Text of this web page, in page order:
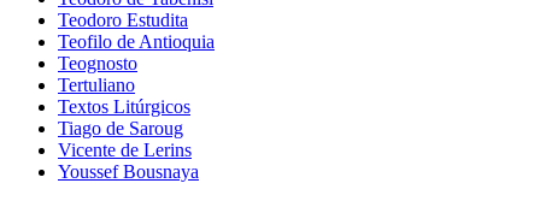
Teodoro Estudita
Teofilo de Antioquia
Teognosto
Tertuliano
Textos Litúrgicos
Tiago de Saroug
Vicente de Lerins
Youssef Bousnaya